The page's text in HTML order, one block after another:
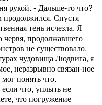
рукой. - Дальше-то что?
Спустя
тень исчезла. Я
червя, продолжавшего
не существовало.
чудовища Людвига, я
неразрывно связан-ное
понять что.
что, уплыть не
что погружение